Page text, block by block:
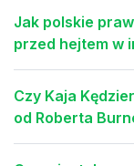
Jak polskie
przed hejtem w
Czy Kaja
od Roberta